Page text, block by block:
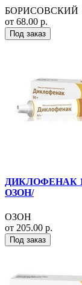
БОРИСОВСКИЙ
от 68.00 р.
Под заказ
ДИКЛОФЕНАК
ОЗОН/
ОЗОН
от 205.00 р.
Под заказ